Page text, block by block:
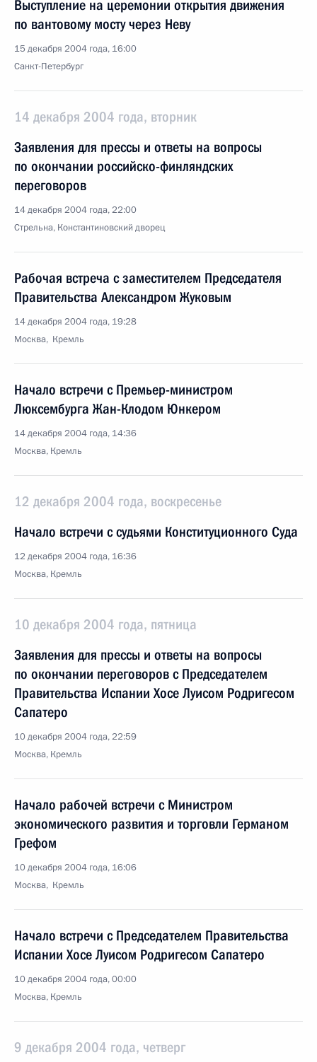
Выступление на церемонии открытия движения
по вантовому мосту через Неву
15 декабря 2004 года, 16:00
Санкт-Петербург
14 декабря 2004 года, вторник
Заявления для прессы и ответы на вопросы
по окончании российско-финляндских
переговоров
14 декабря 2004 года, 22:00
Стрельна, Константиновский дворец
Рабочая встреча с заместителем Председателя
Правительства Александром Жуковым
14 декабря 2004 года, 19:28
Москва, Кремль
Начало встречи с Премьер-министром
Люксембурга Жан-Клодом Юнкером
14 декабря 2004 года, 14:36
Москва, Кремль
12 декабря 2004 года, воскресенье
Начало встречи с судьями Конституционного Суда
12 декабря 2004 года, 16:36
Москва, Кремль
10 декабря 2004 года, пятница
Заявления для прессы и ответы на вопросы
по окончании переговоров с Председателем
Правительства Испании Хосе Луисом Родригесом
Сапатеро
10 декабря 2004 года, 22:59
Москва, Кремль
Начало рабочей встречи с Министром
экономического развития и торговли Германом
Грефом
10 декабря 2004 года, 16:06
Москва, Кремль
Начало встречи с Председателем Правительства
Испании Хосе Луисом Родригесом Сапатеро
10 декабря 2004 года, 00:00
Москва, Кремль
9 декабря 2004 года, четверг